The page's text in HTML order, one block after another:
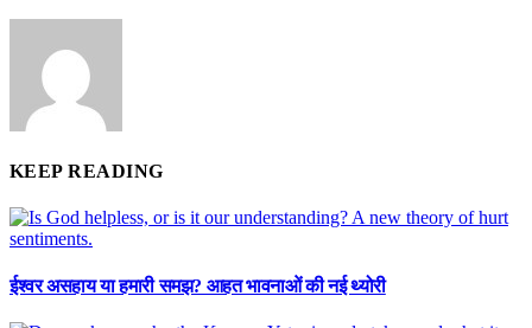
KEEP READING
ईश्वर असहाय या हमारी समझ? आहत भावनाओं की नई थ्योरी